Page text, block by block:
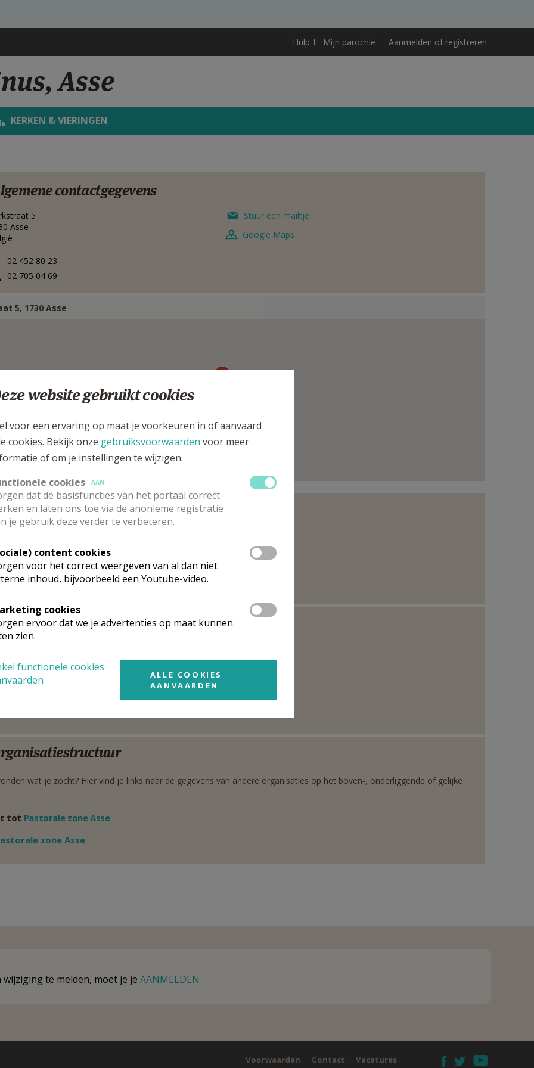
Hulp Mijn parochie Aanmelden of registreren
Asse
KERKEN & VIERINGEN
contactgegevens
5
Asse
02 452 80 23
02 705 04 69
Stuur een mailtje
Google Maps
5, 1730 Asse
5
Asse
0475 77 88 99
23
Asse
Google Maps
wat je zocht? Hier vind je links naar de gegevens van andere organisaties op het boven-, onderliggende of gelijke
tot Pastorale zone Asse
zone Asse
wijziging te melden, moet je je AANMELDEN
Vacatures
Contact
Voorwaarden
website gebruikt cookies
voor een ervaring op maat je voorkeuren in of aanvaard
cookies. Bekijk onze gebruiksvoorwaarden voor meer
of om je instellingen te wijzigen.
cookies
AAN
dat de basisfuncties van het portaal correct
en laten ons toe via de anonieme registratie
je gebruik deze verder te verbeteren.
content cookies
voor het correct weergeven van al dan niet
inhoud, bijvoorbeeld een Youtube-video.
cookies
ervoor dat we je advertenties op maat kunnen
zien.
functionele cookies
ALLE COOKIES
AANVAARDEN